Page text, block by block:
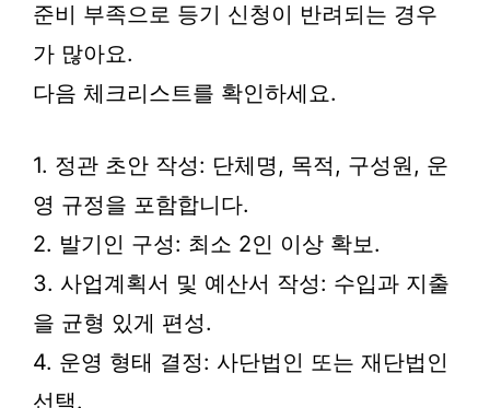
준비 부족으로 등기 신청이 반려되는 경우
가 많아요.
다음 체크리스트를 확인하세요.
1. 정관 초안 작성: 단체명, 목적, 구성원, 운
영 규정을 포함합니다.
2. 발기인 구성: 최소 2인 이상 확보.
3. 사업계획서 및 예산서 작성: 수입과 지출
을 균형 있게 편성.
4. 운영 형태 결정: 사단법인 또는 재단법인
선택.